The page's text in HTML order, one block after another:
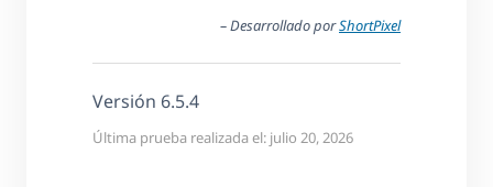
– Desarrollado porShortPixel
Versión 6.5.4
Última prueba realizada el: julio 20, 2026